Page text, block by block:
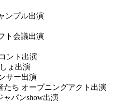
ンプル出演
ト会議出演
ント出演
ょ出演
サー出演
たち オープニングアクト出演
パンshow出演